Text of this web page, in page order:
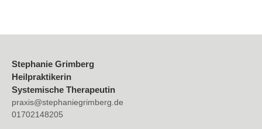
Stephanie Grimberg
Heilpraktikerin
Systemische Therapeutin
praxis@stephaniegrimberg.de
01702148205